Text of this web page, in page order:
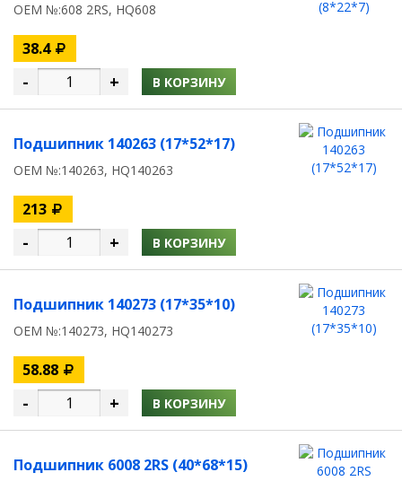
OEM №:608 2RS, HQ608
38.4
- + В КОРЗИНУ
Подшипник 140263 (17*52*17)
OEM №:140263, HQ140263
213
- + В КОРЗИНУ
Подшипник 140273 (17*35*10)
OEM №:140273, HQ140273
58.88
- + В КОРЗИНУ
Подшипник 6008 2RS (40*68*15)